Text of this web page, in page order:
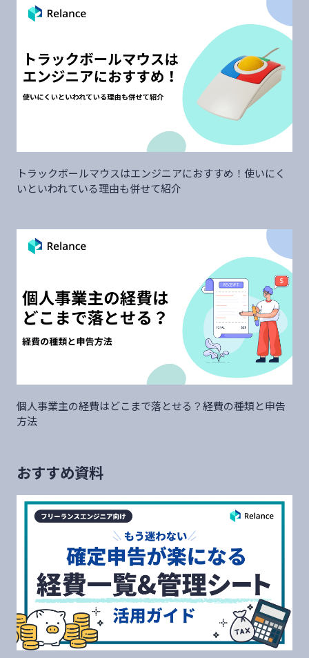
トラックボールマウスはエンジニアにおすすめ！使いにく
いといわれている理由も併せて紹介
個人事業主の経費はどこまで落とせる？経費の種類と申告
方法
おすすめ資料